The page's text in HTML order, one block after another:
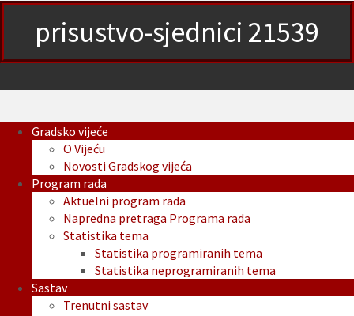
prisustvo-sjednici 21539
Gradsko vijeće
O Vijeću
Novosti Gradskog vijeća
Program rada
Aktuelni program rada
Napredna pretraga Programa rada
Statistika tema
Statistika programiranih tema
Statistika neprogramiranih tema
Sastav
Trenutni sastav